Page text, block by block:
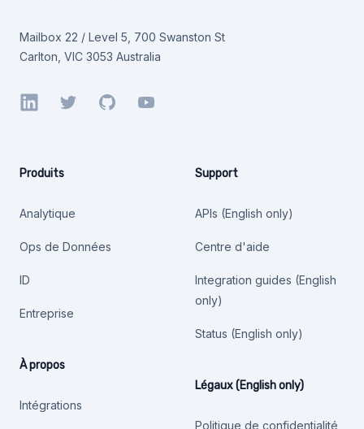
Mailbox 22 / Level 5, 700 Swanston St
Carlton, VIC 3053 Australia
LinkedInTwitterGitHubYouTube
Produits
Analytique
Ops de Données
ID
Entreprise
À propos
Intégrations
Support
APIs (English only)
Centre d'aide
Integration guides (English
only)
Status (English only)
Légaux (English only)
Politique de confidentialité